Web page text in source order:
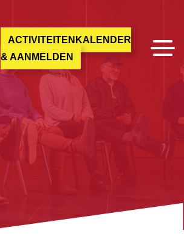
ACTIVITEITENKALENDER
& AANMELDEN